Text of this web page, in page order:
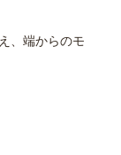
、端からのモ